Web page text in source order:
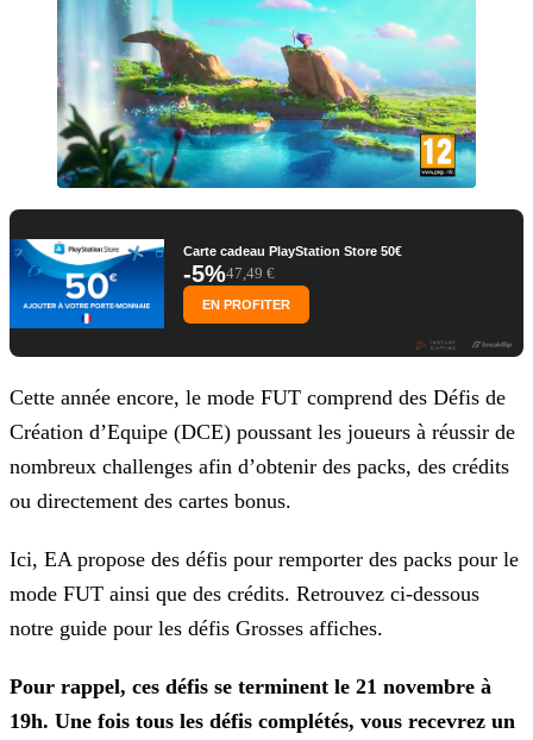
Carte cadeau PlayStation Store 50€
-5%47,49 €
EN PROFITER
Cette année encore, le mode FUT comprend des Défis de
Création d’Equipe (DCE) poussant les joueurs à réussir de
nombreux challenges afin d’obtenir des packs, des crédits
ou directement des cartes bonus.
Ici, EA propose des défis pour remporter des packs pour le
mode FUT ainsi que des crédits. Retrouvez ci-dessous
notre guide pour les défis Grosses affiches.
Pour rappel, ces défis se terminent le 21 novembre à
19h. Une fois tous les défis complétés, vous recevrez un